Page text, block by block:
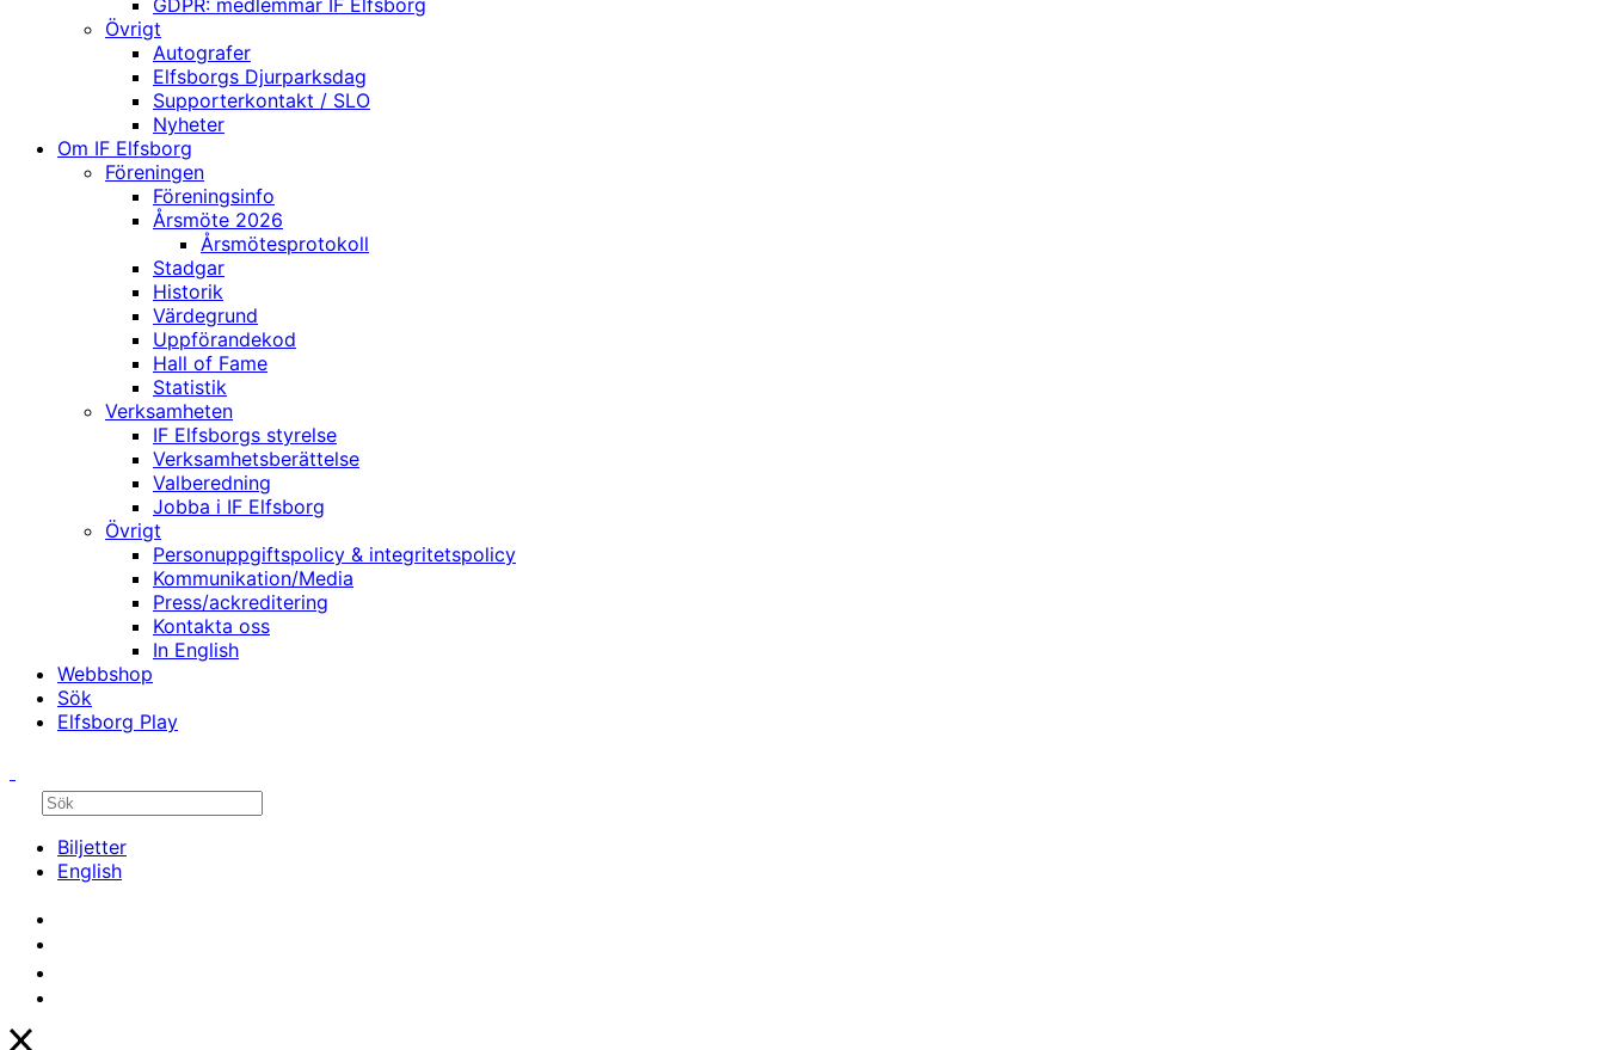
GDPR: medlemmar IF Elfsborg
Övrigt
Autografer
Elfsborgs Djurparksdag
Supporterkontakt / SLO
Nyheter
Om IF Elfsborg
Föreningen
Föreningsinfo
Årsmöte 2026
Årsmötesprotokoll
Stadgar
Historik
Värdegrund
Uppförandekod
Hall of Fame
Statistik
Verksamheten
IF Elfsborgs styrelse
Verksamhetsberättelse
Valberedning
Jobba i IF Elfsborg
Övrigt
Personuppgiftspolicy & integritetspolicy
Kommunikation/Media
Press/ackreditering
Kontakta oss
In English
Webbshop
Sök
Elfsborg Play
Biljetter
English